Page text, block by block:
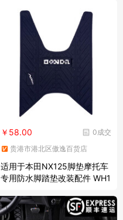
0成交
￥58.00
贵港市港北区傲逸百货店
适用于本田NX125脚垫摩托车
专用防水脚踏垫改装配件 WH1